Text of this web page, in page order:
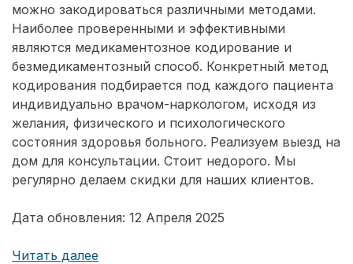
можно закодироваться различными методами.
Наиболее проверенными и эффективными
являются медикаментозное кодирование и
безмедикаментозный способ. Конкретный метод
кодирования подбирается под каждого пациента
индивидуально врачом-наркологом, исходя из
желания, физического и психологического
состояния здоровья больного. Реализуем выезд на
дом для консультации. Стоит недорого. Мы
регулярно делаем скидки для наших клиентов.
Дата обновления: 12 Апреля 2025
Читать далее